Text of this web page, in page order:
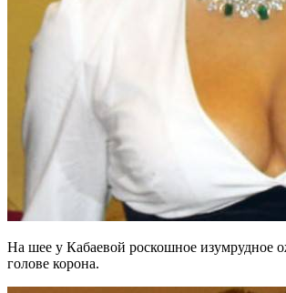
На шее у Кабаевой роскошное изумрудное
голове корона.